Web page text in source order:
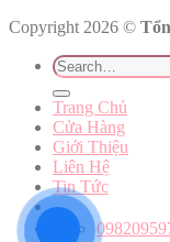
Copyright 2026 ©
Search
for:
Trang Chủ
Cửa Hàng
Giới Thiệu
Liên Hệ
Tin Tức